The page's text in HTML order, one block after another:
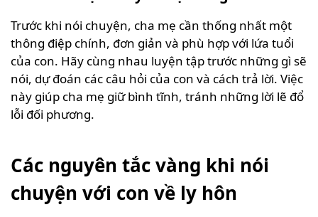
Trước khi nói chuyện, cha mẹ cần thống nhất một
thông điệp chính, đơn giản và phù hợp với lứa tuổi
của con. Hãy cùng nhau luyện tập trước những gì sẽ
nói, dự đoán các câu hỏi của con và cách trả lời. Việc
này giúp cha mẹ giữ bình tĩnh, tránh những lời lẽ đổ
lỗi đối phương.
Các nguyên tắc vàng khi nói
chuyện với con về ly hôn